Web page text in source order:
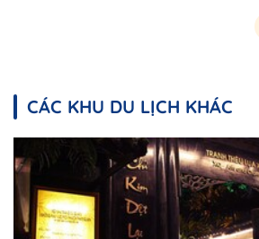
CÁC KHU DU LỊCH KHÁC